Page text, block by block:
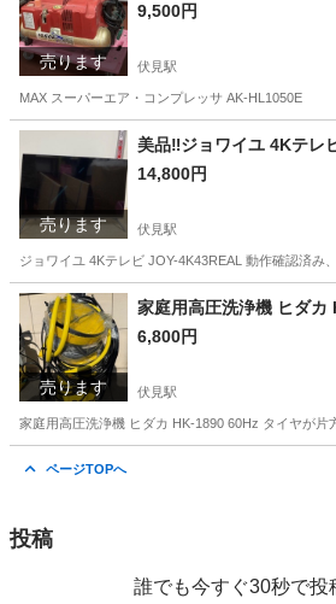
売ります
9,500円
伏見駅
MAX スーパーエア・コンプレッサ AK-HL1050E
京都 京都市 伏見駅 その他 コンプ
売ります
美品‼️ジョワイユ 4Kテレ
14,800円
伏見駅
ジョワイユ 4Kテレビ JOY-4K43REAL 動作確認済み
京都 京都市 伏見駅 テレビ
売ります
家庭用高圧洗浄機 ヒダカ
6,800円
伏見駅
家庭用高圧洗浄機 ヒダカ HK-1890 60Hz タイヤが片
ページTOPへ
投稿
誰でも今すぐ30秒で投